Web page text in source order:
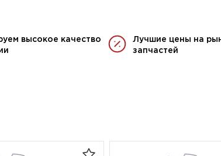
высокое качество
Лучшие цены на
запчастей